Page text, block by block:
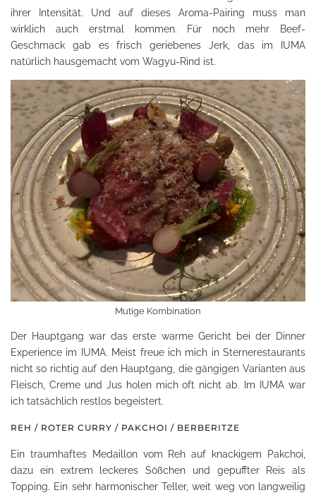
ihrer Intensität. Und auf dieses Aroma-Pairing muss man
wirklich auch erstmal kommen. Für noch mehr Beef-
Geschmack gab es frisch geriebenes Jerk, das im IUMA
natürlich hausgemacht vom Wagyu-Rind ist.
Mutige Kombination
Der Hauptgang war das erste warme Gericht bei der Dinner
Experience im IUMA. Meist freue ich mich in Sternerestaurants
nicht so richtig auf den Hauptgang, die gängigen Varianten aus
Fleisch, Creme und Jus holen mich oft nicht ab. Im IUMA war
ich tatsächlich restlos begeistert.
REH / ROTER CURRY / PAKCHOI / BERBERITZE
Ein traumhaftes Medaillon vom Reh auf knackigem Pakchoi,
dazu ein extrem leckeres Sößchen und gepuffter Reis als
Topping. Ein sehr harmonischer Teller, weit weg von langweilig